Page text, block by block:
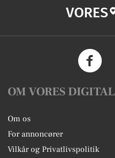
VORES
OM VORES DIGITAL
Om os
For annoncører
Vilkår og Privatlivspolitik